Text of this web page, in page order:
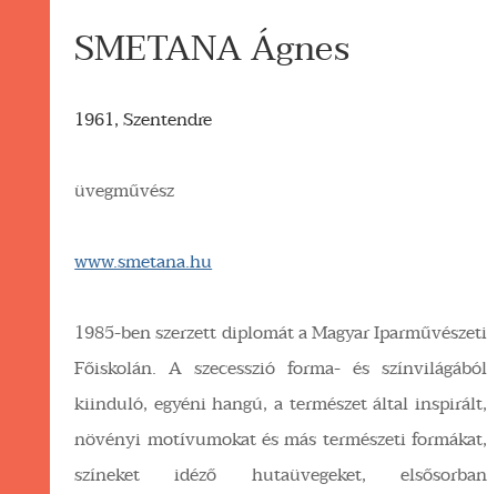
SMETANA Ágnes
1961, Szentendre
üvegművész
www.smetana.hu
1985-ben szerzett diplomát a Magyar Iparművészeti
Főiskolán. A szecesszió forma- és színvilágából
kiinduló, egyéni hangú, a természet által inspirált,
növényi motívumokat és más természeti formákat,
színeket idéző hutaüvegeket, elsősorban